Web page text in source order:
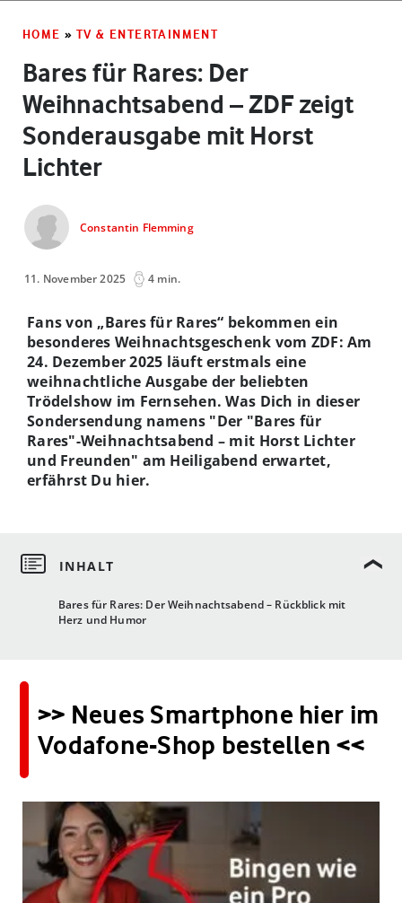
HOME » TV & ENTERTAINMENT
Bares für Rares: Der
Weihnachtsabend – ZDF zeigt
Sonderausgabe mit Horst
Lichter
Constantin Flemming
11. November 2025 4 min.
Bares für Rares: Der Weihnachtsabend – Rückblick mit
Herz und Humor
Fans von „Bares für Rares“ bekommen ein
besonderes Weihnachtsgeschenk vom ZDF: Am
24. Dezember 2025 läuft erstmals eine
weihnachtliche Ausgabe der beliebten
Trödelshow im Fernsehen. Was Dich in dieser
Sondersendung namens "Der "Bares für
Rares"-Weihnachtsabend – mit Horst Lichter
und Freunden" am Heiligabend erwartet,
erfährst Du hier.
>> Neues Smartphone hier im
Vodafone-Shop bestellen <<